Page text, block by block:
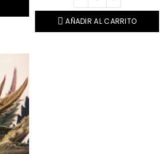
AÑADIR AL CARRITO